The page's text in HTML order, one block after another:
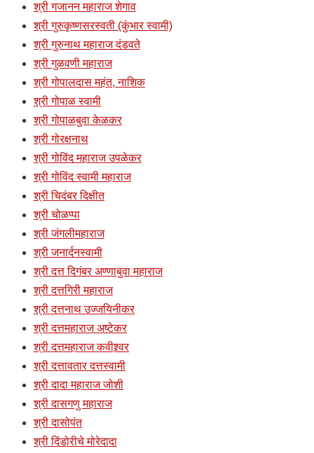
श्री गजानन महाराज शेगाव
श्री गुरुकृष्णसरस्वती (कुंभार स्वामी)
श्री गुरुनाथ महाराज दंडवते
श्री गुळवणी महाराज
श्री गोपालदास महंत, नाशिक
श्री गोपाळ स्वामी
श्री गोपाळबुवा केळकर
श्री गोरक्षनाथ
श्री गोविंद महाराज उपळेकर
श्री गोविंद स्वामी महाराज
श्री चिदंबर दिक्षीत
श्री चोळप्पा
श्री जंगलीमहाराज
श्री जनार्दनस्वामी
श्री दत्त दिगंबर अण्णाबुवा महाराज
श्री दत्तगिरी महाराज
श्री दत्तनाथ उज्जयिनीकर
श्री दत्तमहाराज अष्टेकर
श्री दत्तमहाराज कवीश्र्वर
श्री दत्तावतार दत्तस्वामी
श्री दादा महाराज जोशी
श्री दासगणु महाराज
श्री दासोपंत
श्री दिंडोरीचे मोरेदादा